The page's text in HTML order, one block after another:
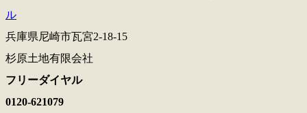
ル
兵庫県尼崎市瓦宮2-18-15
杉原土地有限会社
フリーダイヤル
0120-621079